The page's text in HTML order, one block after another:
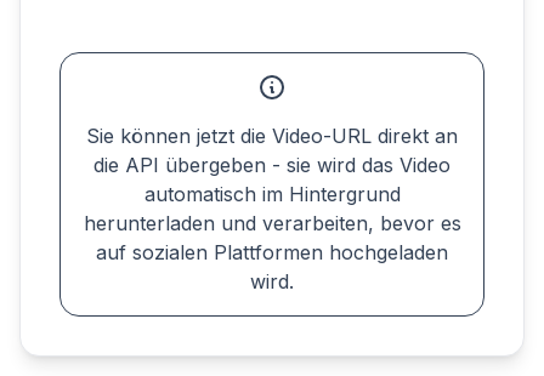
// Send to Upload-Post API
let result = await fetch('https://api.upload-
headers: { 'Authorization': 'Apikey
  body: formData
// Update the record with result
let uploadResult = await result.json();
await table.updateRecordAsync(record, {
'Status': uploadResult.success ? 'Uploaded'
Sie können jetzt die Video-URL direkt an
die API übergeben - sie wird das Video
automatisch im Hintergrund
herunterladen und verarbeiten, bevor es
auf sozialen Plattformen hochgeladen
wird.